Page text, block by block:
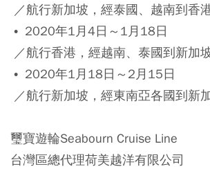
／航行新加坡，經泰國、越南到香
• 2020年1月4日～1月18日
／航行香港，經越南、泰國到新加
• 2020年1月18日～2月15日
／航行新加坡，經東南亞各國到新
璽寶遊輪Seabourn Cruise Line
台灣區總代理荷美越洋有限公司